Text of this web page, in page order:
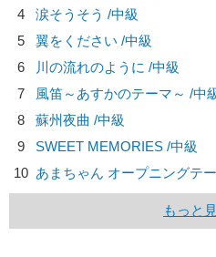
4
涙そうそう /中級
5
翼をください /中級
6
川の流れのように /中級
7
風笛～あすかのテーマ～ /中
8
蘇州夜曲 /中級
9
SWEET MEMORIES /中級
10 あまちゃん オープニングテ
もっと